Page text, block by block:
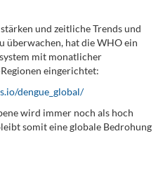
und zeitliche Trends und
überwachen, hat die WHO ein
mit monatlicher
eingerichtet:
dengue_global/
wird immer noch als hoch
somit eine globale Bedrohung